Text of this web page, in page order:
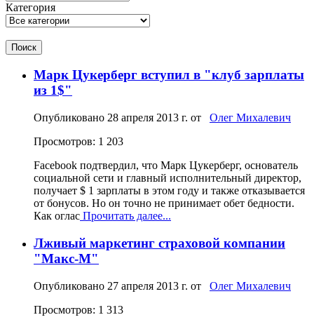
Категория
Поиск
Марк Цукерберг вступил в "клуб зарплаты
из 1$"
Опубликовано 28 апреля 2013 г. от Олег Михалевич
Просмотров: 1 203
Facebook подтвердил, что Марк Цукерберг, основатель
социальной сети и главный исполнительный директор,
получает $ 1 зарплаты в этом году и также отказывается
от бонусов. Но он точно не принимает обет бедности.
Как оглас Прочитать далее...
Лживый маркетинг страховой компании
"Макс-М"
Опубликовано 27 апреля 2013 г. от Олег Михалевич
Просмотров: 1 313